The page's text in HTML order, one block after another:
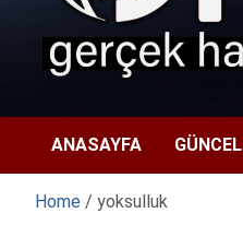
ANASAYFA GÜNCEL
Home yoksulluk